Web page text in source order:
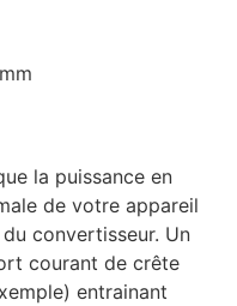
la puissance en
de votre appareil
convertisseur. Un
courant de crête
entrainant